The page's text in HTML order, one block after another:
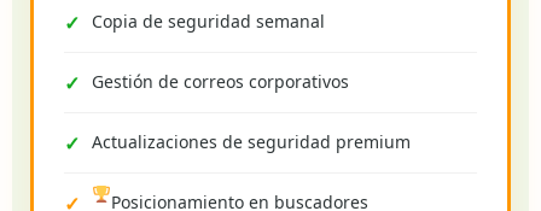
Copia de seguridad semanal
Gestión de correos corporativos
Actualizaciones de seguridad premium
Posicionamiento en buscadores